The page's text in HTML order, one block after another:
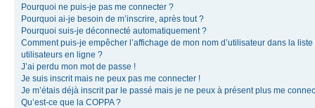
Pourquoi ne puis-je pas me connecter ?
Pourquoi ai-je besoin de m’inscrire, après tout ?
Pourquoi suis-je déconnecté automatiquement ?
Comment puis-je empêcher l’affichage de mon nom d’utilisateur dans la liste
utilisateurs en ligne ?
J’ai perdu mon mot de passe !
Je suis inscrit mais ne peux pas me connecter !
Je m’étais déjà inscrit par le passé mais je ne peux à présent plus me
Qu’est-ce que la COPPA ?